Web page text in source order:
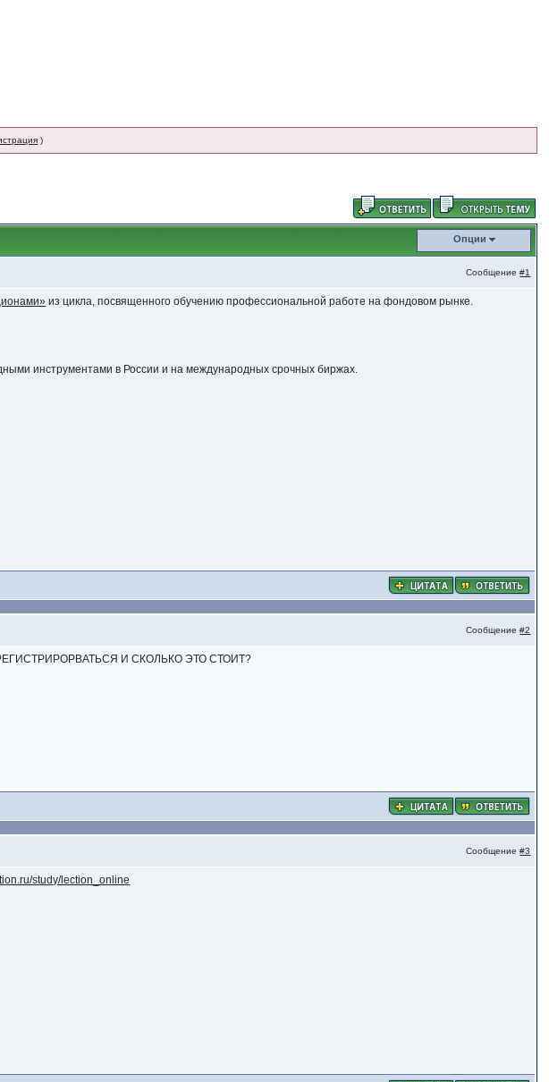
)
Опции
Сообщение#1
из цикла, посвященного обучению профессиональной работе на фондовом рынке.
инструментами в России и на международных срочных биржах.
Сообщение#2
И СКОЛЬКО ЭТО СТОИТ?
Сообщение#3
study/lection_online